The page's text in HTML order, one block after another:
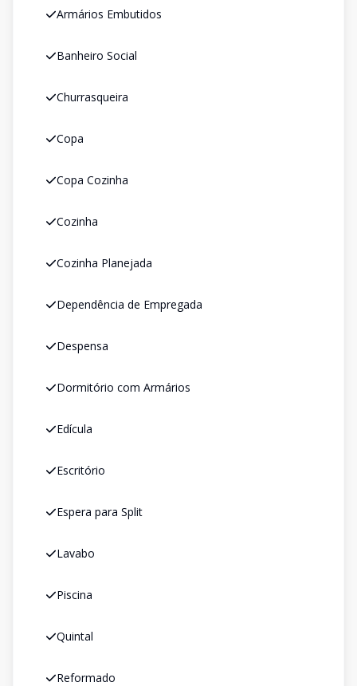
Armários Embutidos
Banheiro Social
Churrasqueira
Copa
Copa Cozinha
Cozinha
Cozinha Planejada
Dependência de Empregada
Despensa
Dormitório com Armários
Edícula
Escritório
Espera para Split
Lavabo
Piscina
Quintal
Reformado